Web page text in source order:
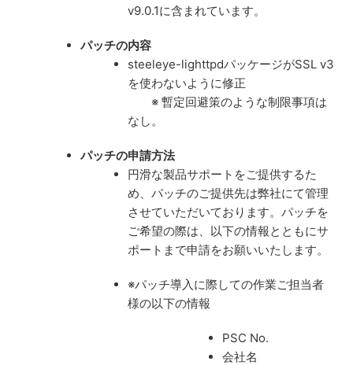
v9.0.1に含まれています。
パッチの内容
steeleye-lighttpdパッケージがSSL v3
を使わないように修正
※ 暫定回避策のような制限事項は
なし。
パッチの申請方法
円滑な製品サポートをご提供するた
め、パッチのご提供先は弊社にて管理
させていただいております。パッチを
ご希望の際は、以下の情報とともにサ
ポートまで申請をお願いいたします。
※パッチ導入に際しての作業ご担当者
様の以下の情報
PSC No.
会社名